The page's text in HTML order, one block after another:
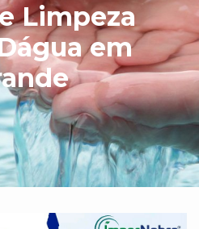
Limpeza
em